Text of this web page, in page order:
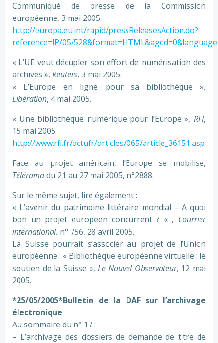
Communiqué de presse de la Commission
européenne, 3 mai 2005.
http://europa.eu.int/rapid/pressReleasesAction.do?
reference=IP/05/
« L’UE veut décupler son effort de numérisation des
archives », Reuters, 3 mai 2005.
« L’Europe en ligne pour sa bibliothèque »,
Libération, 4 mai 2005.
« Une bibliothèque numérique pour l’Europe », RFI,
15 mai 2005.
http://www.rfi.fr/actufr/articles/065/article_36151.asp
Face au projet américain, l’Europe se mobilise,
Téléramadu 21 au 27 mai 2005, n°2888.
Sur le même sujet, lire également :
« L’avenir du patrimoine littéraire mondial – A quoi
bon un projet européen concurrent ? « , Courrier
international, n° 756, 28 avril 2005.
La Suisse pourrait s’associer au projet de l’Union
européenne : « Bibliothèque européenne virtuelle : le
soutien de la Suisse »,Le Nouvel Observateur, 12 mai
2005.
*25/05/2005*Bulletin de la DAF sur l’archivage
électronique
Au sommaire du n° 17 :
– L’archivage des dossiers de demande de titre de